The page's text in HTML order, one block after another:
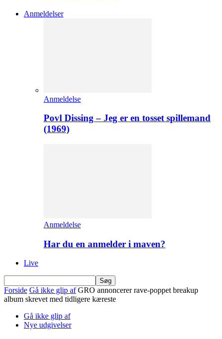
Anmeldelser
Anmeldelse
Povl Dissing – Jeg er en tosset spillemand
(1969)
Anmeldelse
Har du en anmelder i maven?
Live
Forside Gå ikke glip af GRO annoncerer rave-poppet breakup
album skrevet med tidligere kæreste
Gå ikke glip af
Nye udgivelser